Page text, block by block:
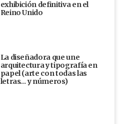
exhibición definitiva en el
Reino Unido
La diseñadora que une
arquitectura y tipografía en
papel (arte con todas las
letras… y números)